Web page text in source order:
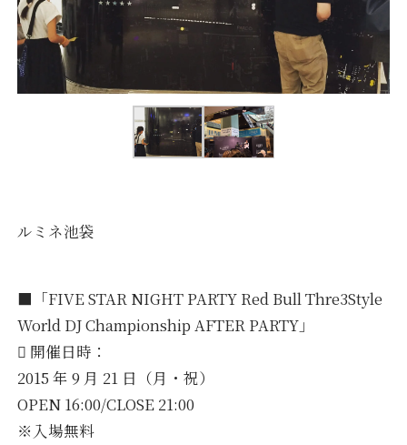
ルミネ池袋
■「FIVE STAR NIGHT PARTY Red Bull Thre3Style
World DJ Championship AFTER PARTY」
 開催日時：
2015 年 9 月 21 日（月・祝）
OPEN 16:00/CLOSE 21:00
※入場無料